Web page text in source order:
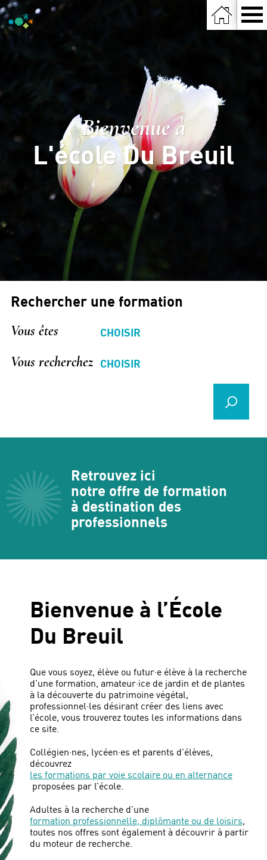
Bienvenue à
L'école Du Breuil
Rechercher une formation
Vous êtes
Vous recherchez
Retrouvez ici
notre offre de formation
à destination des
professionnels
Bienvenue à l’École
Du Breuil
Que vous soyez, élève ou futur·e élève à la recherche
d’une formation, amateur·ice de jardin et de plantes
à la découverte du patrimoine végétal,
professionnel·les désirant créer des liens avec
l’école, vous trouverez toutes les informations dans
ce site.
Collégien·nes, lycéen·es et parents d’élèves,
découvrez
les formations par voie scolaire ou en alternance
proposées par l’école.
Adultes à la recherche d’une
formation professionnelle, diplômante ou de loisirs,
toutes nos offres sont également à découvrir à partir
du moteur de recherche.